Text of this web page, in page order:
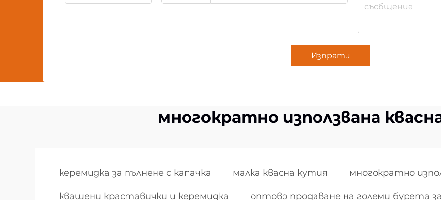
Изпрати
многократно използвана
керемидка за пълнене с капачка малка квасна кутия многократно
квашени краставички и керемидка оптово продаване на големи бурета